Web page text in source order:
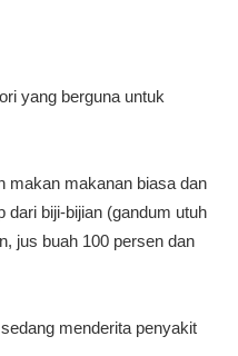
yang berguna untuk
makan makanan biasa dan
biji-bijian (gandum utuh
jus buah 100 persen dan
menderita penyakit